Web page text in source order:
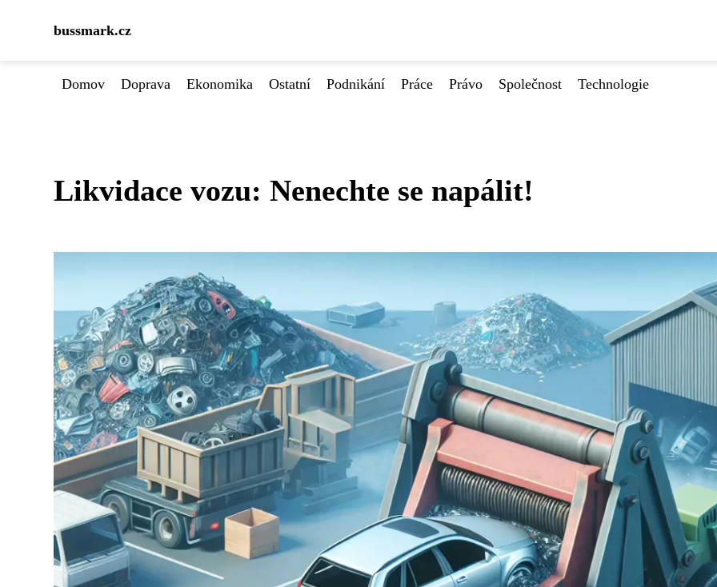
bussmark.cz
Domov Doprava Ekonomika Ostatní Podnikání Práce Právo Společnost Technologie
Likvidace vozu: Nenechte se napálit!